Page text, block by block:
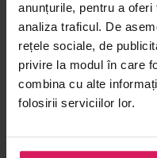
anunțurile, pentru a
analiza traficul. De
rețele sociale, de
privire la modul în care
combina cu alte
folosirii serviciilor lor.
Natto: ce este,
beneficii și de
controversat
Natto e alimentul care
mâncat de mici și
fără el. Pe de altă